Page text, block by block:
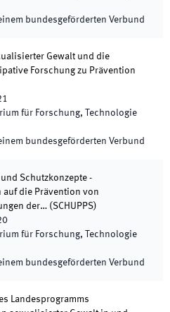
bundesgeförderten Verbund
Gewalt und die
Forschung zu Prävention
für Forschung, Technologie
bundesgeförderten Verbund
und Schutzkonzepte -
die Prävention von
der… (SCHUPPS)
für Forschung, Technologie
bundesgeförderten Verbund
Landesprogramms